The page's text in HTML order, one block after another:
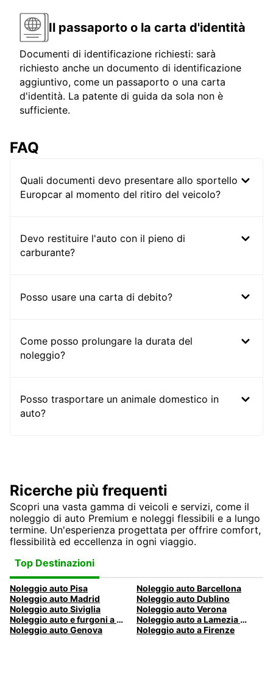
Il passaporto o la carta d'identità
Documenti di identificazione richiesti: sarà
richiesto anche un documento di identificazione
aggiuntivo, come un passaporto o una carta
d'identità. La patente di guida da sola non è
sufficiente.
FAQ
Quali documenti devo presentare allo sportello
Europcar al momento del ritiro del veicolo?
Devo restituire l'auto con il pieno di
carburante?
Posso usare una carta di debito?
Come posso prolungare la durata del
noleggio?
Posso trasportare un animale domestico in
auto?
Ricerche più frequenti
Scopri una vasta gamma di veicoli e servizi, come il
noleggio di auto Premium e noleggi flessibili e a lungo
termine. Un'esperienza progettata per offrire comfort,
flessibilità ed eccellenza in ogni viaggio.
Top Destinazioni
Noleggio auto Pisa
Noleggio auto Barcellona
Noleggio auto Madrid
Noleggio auto Dublino
Noleggio auto Siviglia
Noleggio auto Verona
Noleggio auto e furgoni a Pescara
Noleggio auto a Lamezia Terme, Italia
Noleggio auto Genova
Noleggio auto a Firenze